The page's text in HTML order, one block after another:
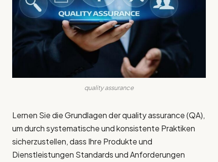
quality assurance
Lernen Sie die Grundlagen der quality assurance (QA),
um durch systematische und konsistente Praktiken
sicherzustellen, dass Ihre Produkte und
Dienstleistungen Standards und Anforderungen